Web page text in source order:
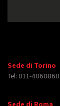
Sede di Torino
Tel: 011-4060860
Sede di Roma